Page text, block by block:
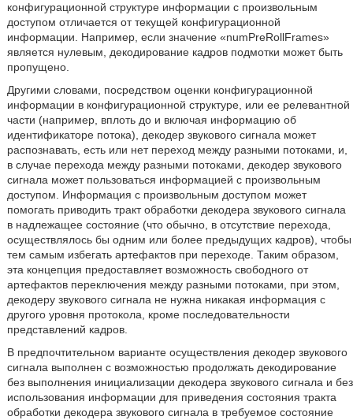
конфигурационной структуре информации с произвольным
доступом отличается от текущей конфигурационной
информации. Например, если значение «numPreRollFrames»
является нулевым, декодирование кадров подмотки может быть
пропущено.
Другими словами, посредством оценки конфигурационной
информации в конфигурационной структуре, или ее релевантной
части (например, вплоть до и включая информацию об
идентификаторе потока), декодер звукового сигнала может
распознавать, есть или нет переход между разными потоками, и,
в случае перехода между разными потоками, декодер звукового
сигнала может пользоваться информацией с произвольным
доступом. Информация с произвольным доступом может
помогать приводить тракт обработки декодера звукового сигнала
в надлежащее состояние (что обычно, в отсутствие перехода,
осуществлялось бы одним или более предыдущих кадров), чтобы
тем самым избегать артефактов при переходе. Таким образом,
эта концепция предоставляет возможность свободного от
артефактов переключения между разными потоками, при этом,
декодеру звукового сигнала не нужна никакая информация с
другого уровня протокола, кроме последовательности
представлений кадров.
В предпочтительном варианте осуществления декодер звукового
сигнала выполнен с возможностью продолжать декодирование
без выполнения инициализации декодера звукового сигнала и без
использования информации для приведения состояния тракта
обработки декодера звукового сигнала в требуемое состояние